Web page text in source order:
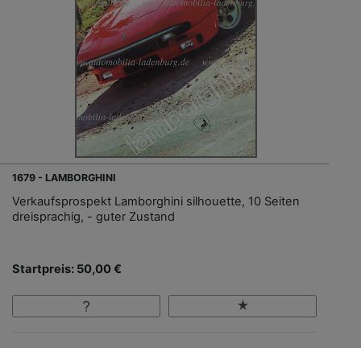
1679 - LAMBORGHINI
Verkaufsprospekt Lamborghini silhouette, 10 Seiten
dreisprachig, - guter Zustand
Startpreis: 50,00 €